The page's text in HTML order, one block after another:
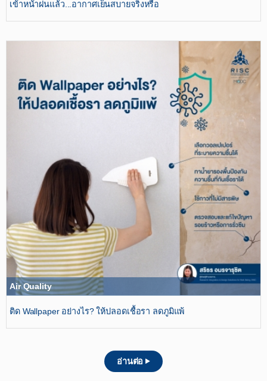
เข้าหน้าฝนแล้ว...อากาศเย็นสบายจริงหรือ
Air Quality
ติด Wallpaper อย่างไร? ให้ปลอดเชื้อรา ลดภูมิแพ้
อ่านต่อ